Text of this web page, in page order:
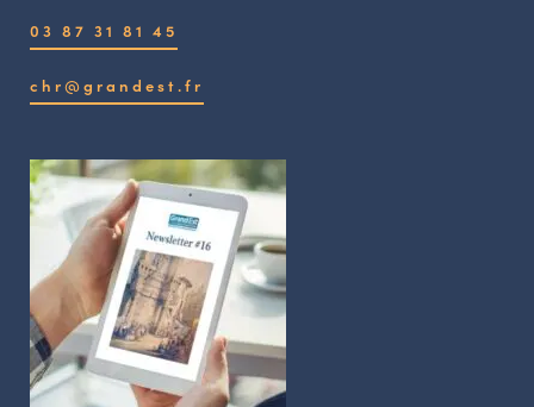
03 87 31 81 45
chr@grandest.fr